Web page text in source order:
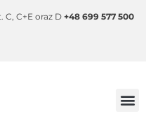
C+E oraz D +48 699 577 500